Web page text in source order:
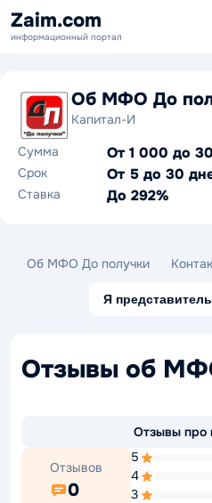
Zaim.com
информационный портал
Об МФО До
Капитал-И
Сумма
От 1 000 до
Срок От 5 до 30
Ставка До 292%
Об МФО До получки
Я
Отзывы об
Отзывы
Отзывов
0
5
4
3